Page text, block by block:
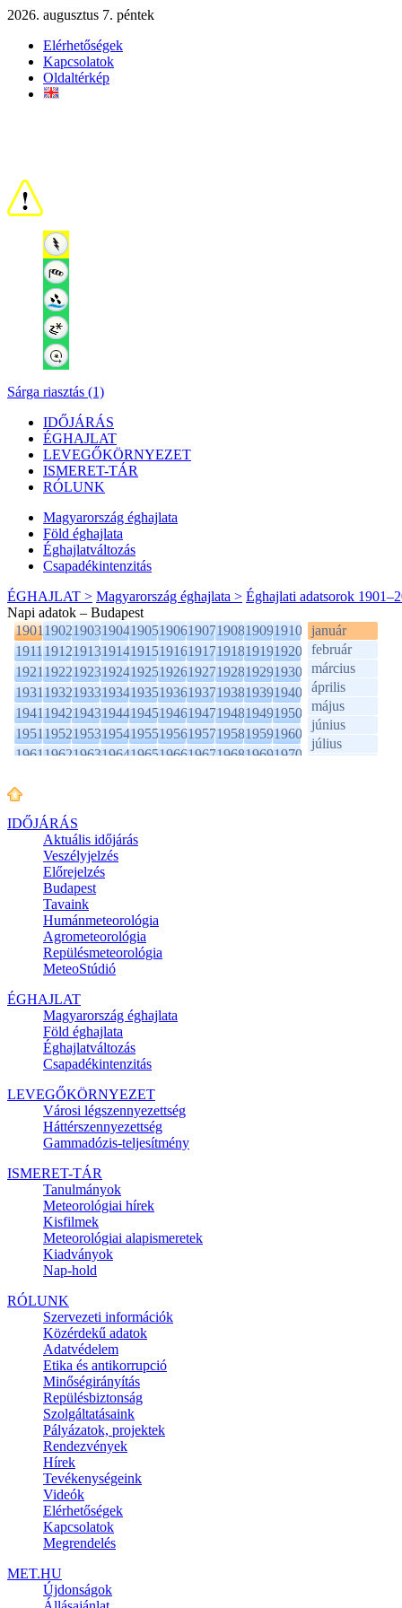
2026. augusztus 7. péntek
Elérhetőségek
Kapcsolatok
Oldaltérkép
Sárga riasztás (1)
IDŐJÁRÁS
ÉGHAJLAT
LEVEGŐKÖRNYEZET
ISMERET-TÁR
RÓLUNK
Magyarország éghajlata
Föld éghajlata
Éghajlatváltozás
Csapadékintenzitás
ÉGHAJLAT > Magyarország éghajlata > Éghajlati adatsorok
Napi adatok – Budapest
IDŐJÁRÁS
Aktuális időjárás
Veszélyjelzés
Előrejelzés
Budapest
Tavaink
Humánmeteorológia
Agrometeorológia
Repülésmeteorológia
MeteoStúdió
ÉGHAJLAT
Magyarország éghajlata
Föld éghajlata
Éghajlatváltozás
Csapadékintenzitás
LEVEGŐKÖRNYEZET
Városi légszennyezettség
Háttérszennyezettség
Gammadózis-teljesítmény
ISMERET-TÁR
Tanulmányok
Meteorológiai hírek
Kisfilmek
Meteorológiai alapismeretek
Kiadványok
Nap-hold
RÓLUNK
Szervezeti információk
Közérdekű adatok
Adatvédelem
Etika és antikorrupció
Minőségirányítás
Repülésbiztonság
Szolgáltatásaink
Pályázatok, projektek
Rendezvények
Hírek
Tevékenységeink
Videók
Elérhetőségek
Kapcsolatok
Megrendelés
MET.HU
Újdonságok